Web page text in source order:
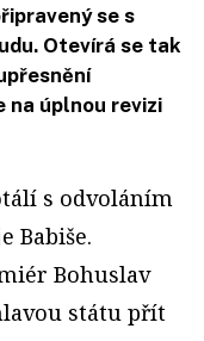
se s
Otevírá se tak
na úplnou revizi
s odvoláním
Babiše.
Bohuslav
státu přít